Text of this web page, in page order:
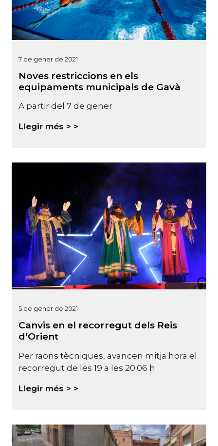
7 de gener de 2021
Noves restriccions en els
equipaments municipals de Gavà
A partir del 7 de gener
Llegir més >
5 de gener de 2021
Canvis en el recorregut dels Reis
d'Orient
Per raons tècniques, avancen mitja hora el
recorregut de les 19 a les 20.06 h
Llegir més >